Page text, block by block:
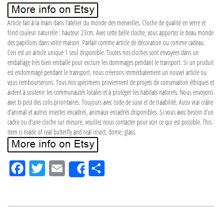
Article fait à la main dans l’atelier du monde des merveilles. Cloche de qualité en verre et
fond couleur naturelle : hauteur 23cm. Avec cette belle cloche, vous apportez le beau monde
des papillons dans votre maison. Parfait comme article de décoration ou comme cadeau.
Ceci est un article unique 1 seul disponible. Toutes nos cloches sont envoyées dans un
emballage très bien emballé pour exclure les dommages pendant le transport. Si un produit
est endommagé pendant le transport, nous créerons immédiatement un nouvel article ou
vous rembourserons. Tous nos spécimens proviennent de projets de conservation éthiques et
aident à soutenir les communautés locales et à protéger les habitats naturels. Nous envoyons
avec b-post des colis prioritaires. Toujours avec code de suivi et de traabilité. Aussi vrai crâne
d’animal et autres insectes encadrés, animaux encadrés disponibles. Si vous avez besoin d’un
cadre ou d’une cloche sur mesure, veuillez nous contacter pour voir ce qui est possible. This
item is made of real butterfly and real insect, dome, glass.
Fa
ce
Tw
itt
Em
ail
Share